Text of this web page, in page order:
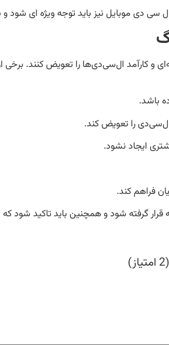
سی دی موبایل نیز باید توجه ویژه ای
کارآمد ال‌سی‌دی‌ها را تعویض کنند. برخی
قرار گرفته شود و همچنین باید تاکید شود